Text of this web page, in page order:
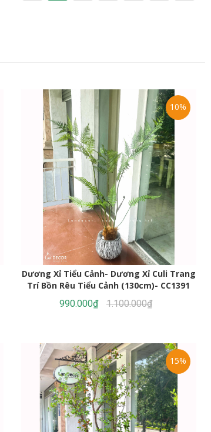
Dương Xỉ Tiểu Cảnh- Dương Xỉ Culi Trang
Trí Bồn Rêu Tiểu Cảnh (130cm)- CC1391
10%
990.000₫ 1.100.000₫
15%